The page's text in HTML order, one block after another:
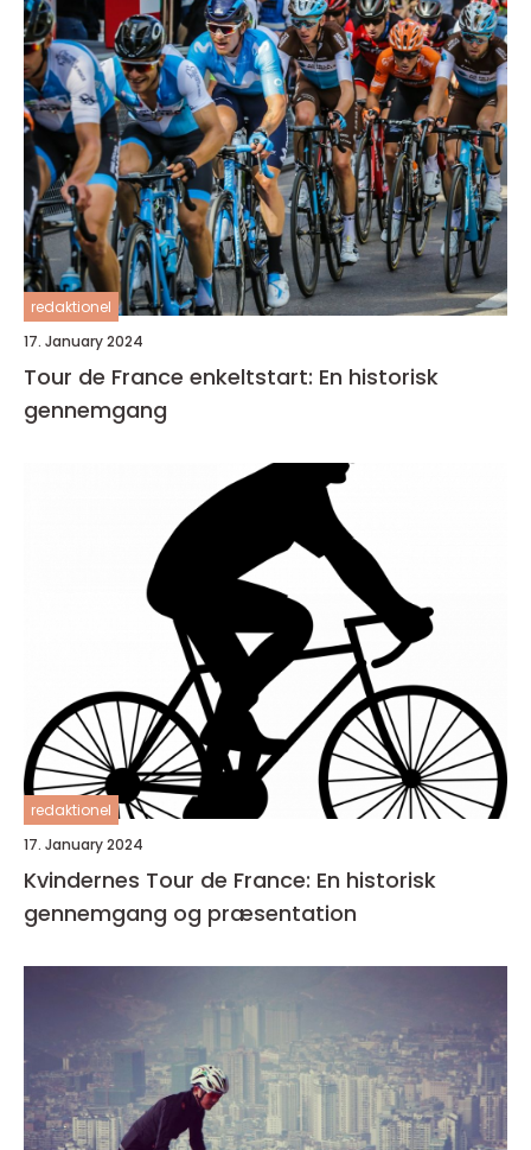
redaktionel
17. January 2024
Tour de France enkeltstart: En historisk
gennemgang
redaktionel
17. January 2024
Kvindernes Tour de France: En historisk
gennemgang og præsentation